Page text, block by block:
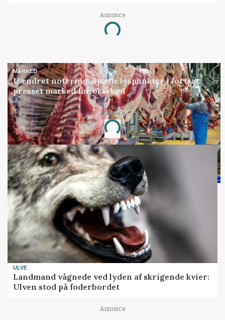
Annonce
Loading...
MARKED
Uændret notering: Spæde lyspunkter i fortsat
presset marked for oksekød
Annonce
Loading...
ULVE
Landmand vågnede ved lyden af skrigende kvier:
Ulven stod på foderbordet
Annonce